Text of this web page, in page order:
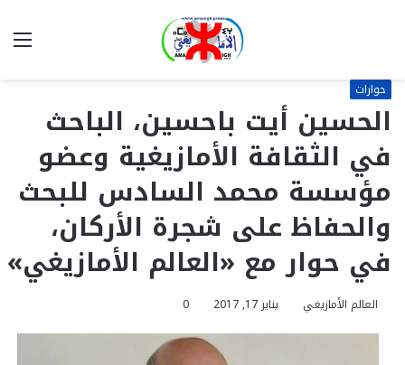
حوارات
الحسين أيت باحسين، الباحث
في الثقافة الأمازيغية وعضو
مؤسسة محمد السادس للبحث
والحفاظ على شجرة الأركان،
في حوار مع «العالم الأمازيغي»
العالم الأمازيغي يناير 17, 2017 0